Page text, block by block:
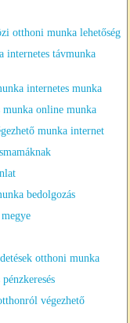
otthoni munka lehetőség
internetes távmunka
internetes munka
munka online munka
munka internet
bedolgozás
otthoni munka
végezhető